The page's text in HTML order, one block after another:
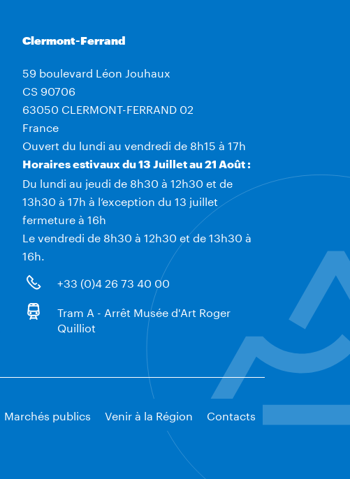
Clermont-Ferrand
59 boulevard Léon Jouhaux
CS 90706
63050 CLERMONT-FERRAND 02
France
Ouvert du lundi au vendredi de 8h15 à 17h
Horaires estivaux du 13 Juillet au 21 Août :
Du lundi au jeudi de 8h30 à 12h30 et de
13h30 à 17h à l’exception du 13 juillet
fermeture à 16h
Le vendredi de 8h30 à 12h30 et de 13h30 à
16h.
+33 (0)4 26 73 40 00
Tram A - Arrêt Musée d'Art Roger
Quilliot
Marchés publics Venir à la Région
Contacts